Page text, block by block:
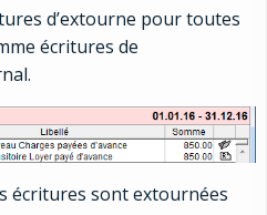
d’extourne pour toutes
écritures de
écritures sont extournées